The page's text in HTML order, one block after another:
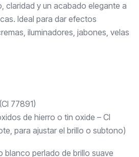
claridad y un acabado elegante a
Ideal para dar efectos
iluminadores, jabones, velas
77891)
de hierro o tin oxide – CI
para ajustar el brillo o subtono)
blanco perlado de brillo suave